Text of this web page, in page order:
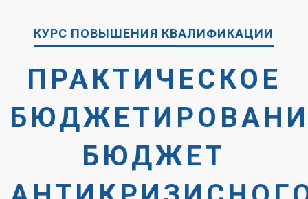
КУРС ПОВЫШЕНИЯ КВАЛИФИКАЦИИ
ПРАКТИЧЕСКОЕ
БЮДЖЕТ